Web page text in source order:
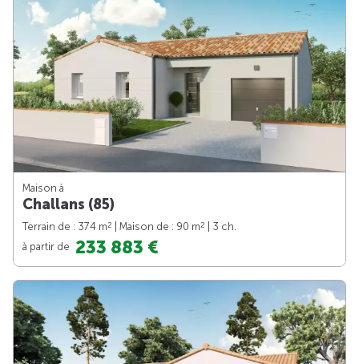
Maison à
Challans (85)
Terrain de : 374 m2 | Maison de : 90 m2
| 3 ch.
à partir de 233 883 €